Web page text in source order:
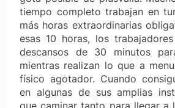
tiempo completo trabajan en
más horas extraordinarias
esas 10 horas, los
descansos de 30 minutos
mientras realizan lo que a
físico agotador. Cuando
en algunas de sus amplias
que caminar tanto para llegar a